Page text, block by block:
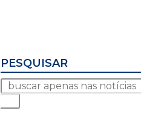
PESQUISAR